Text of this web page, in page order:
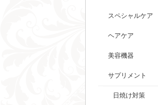
スペシャルケア
ヘアケア
美容機器
サプリメント
日焼け対策